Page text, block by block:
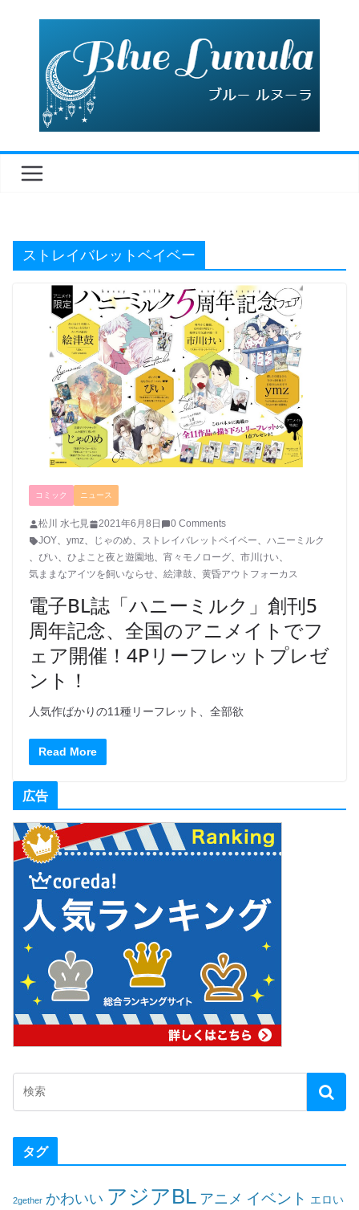
ストレイバレットベイベー
コミック ニュース
松川 水七見 2021年6月8日
0 Comments
JOY、 ymz、 じゃのめ、 ストレイバレットベイベー、 ハニーミルク
、 ぴい、 ひよこと夜と遊園地、 宵々モノローグ、 市川けい、
気ままなアイツを飼いならせ、 絵津鼓、 黄昏アウトフォーカス
電子BL誌「ハニーミルク」創刊5
周年記念、全国のアニメイトでフ
ェア開催！4Pリーフレットプレゼ
ント！
人気作ばかりの11種リーフレット、全部欲
Read More
広告
タグ
2gether かわいい アジアBL アニメ イベント エロい